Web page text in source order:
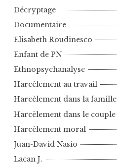
Décryptage
Documentaire
Elisabeth Roudinesco
Enfant de PN
Ethnopsychanalyse
Harcèlement au travail
Harcèlement dans la famille
Harcèlement dans le couple
Harcèlement moral
Juan-David Nasio
Lacan J.